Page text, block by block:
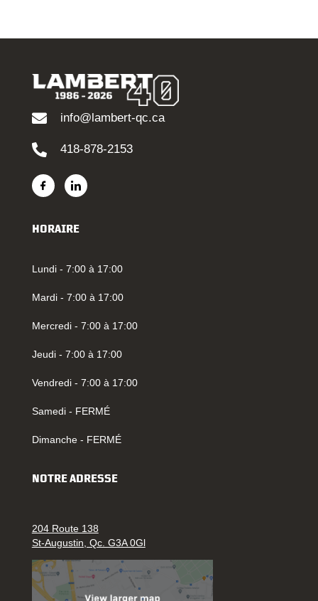
info@lambert-qc.ca
418-878-2153
HORAIRE
Lundi - 7:00 à 17:00
Mardi - 7:00 à 17:00
Mercredi - 7:00 à 17:00
Jeudi - 7:00 à 17:00
Vendredi - 7:00 à 17:00
Samedi - FERMÉ
Dimanche - FERMÉ
NOTRE ADRESSE
204 Route 138
St-Augustin, Qc. G3A 0Gl